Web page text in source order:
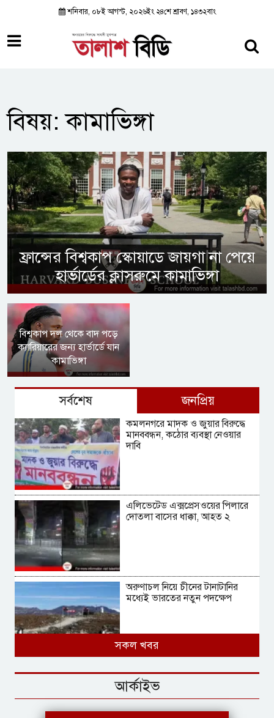
শনিবার, ০৮ই আগস্ট, ২০২৬ইং ২৪শে শ্রাবণ, ১৪৩২বাং
বিষয়: কামাভিঙ্গা
ফ্রান্সের বিশ্বকাপ স্কোয়াডে জায়গা না পেয়ে
হার্ভার্ডের ক্লাসরুমে কামাভিঙ্গা
বিশ্বকাপ দল থেকে বাদ পড়ে
ক্যারিয়ারের জন্য হার্ভার্ডে যান
কামাভিঙ্গা
সর্বশেষ জনপ্রিয়
কমলনগরে মাদক ও জুয়ার বিরুদ্ধে
মানববন্ধন, কঠোর ব্যবস্থা নেওয়ার
দাবি
এলিভেটেড এক্সপ্রেসওয়ের পিলারে
দোতলা বাসের ধাক্কা, আহত ২
অরুণাচল নিয়ে চীনের টানাটানির
মধ্যেই ভারতের নতুন পদক্ষেপ
আটক, সাগরে ঝাঁপ দিয়ে ফিরলেন
দুজন
সকল খবর
আর্কাইভ